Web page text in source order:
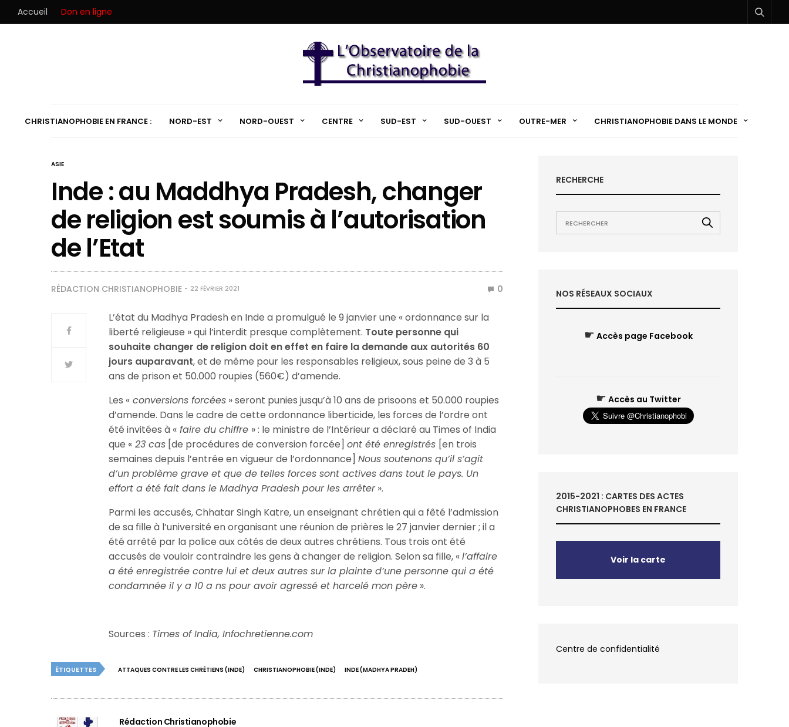
Accueil Don en ligne
CHRISTIANOPHOBIE EN FRANCE : NORD-EST NORD-OUEST CENTRE SUD-EST SUD-OUEST OUTRE-MER CHRISTIANOPHOBIE DANS LE MONDE
ASIE
Inde : au Maddhya Pradesh, changer
de religion est soumis à l’autorisation
de l’Etat
RÉDACTION CHRISTIANOPHOBIE 22 FÉVRIER 2021 0
L’état du Madhya Pradesh en Inde a promulgué le 9 janvier une « ordonnance sur la
liberté religieuse » qui l’interdit presque complètement. Toute personne qui
souhaite changer de religion doit en effet en faire la demande aux autorités 60
jours auparavant, et de même pour les responsables religieux, sous peine de 3 à 5
ans de prison et 50.000 roupies (560€) d’amende.
Les « conversions forcées » seront punies jusqu’à 10 ans de prisoons et 50.000 roupies
d’amende. Dans le cadre de cette ordonnance liberticide, les forces de l’ordre ont
été invitées à « faire du chiffre » : le ministre de l’Intérieur a déclaré au Times of India
que « 23 cas [de procédures de conversion forcée]ont été enregistrés [en trois
semaines depuis l’entrée en vigueur de l’ordonnance]Nous soutenons qu’il s’agit
d’un problème grave et que de telles forces sont actives dans tout le pays. Un
effort a été fait dans le Madhya Pradesh pour les arrêter».
Parmi les accusés, Chhatar Singh Katre, un enseignant chrétien qui a fêté l’admission
de sa fille à l’université en organisant une réunion de prières le 27 janvier dernier ; il a
été arrêté par la police aux côtés de deux autres chrétiens. Tous trois ont été
accusés de vouloir contraindre les gens à changer de religion. Selon sa fille, «l’affaire
a été enregistrée contre lui et deux autres sur la plainte d’une personne qui a été
condamnée il y a 10 a ns pour avoir agressé et harcelé mon père ».
Sources : Times of India, Infochretienne.com
ÉTIQUETTES ATTAQUES CONTRE LES CHRÉTIENS (INDE) CHRISTIANOPHOBIE (INDE) INDE (MADHYA PRADEH)
Rédaction Christianophobie
RECHERCHE
NOS RÉSEAUX SOCIAUX
☛ Accès page Facebook
☛ Accès au Twitter
2015-2021 : CARTES DES ACTES
CHRISTIANOPHOBES EN FRANCE
Voir la carte
Centre de confidentialité